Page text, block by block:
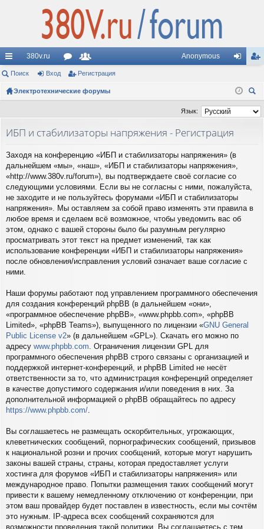
с
ы
380v.ru
ор
ум
ол
ьз
и
Anonymous
д ис
тр
Поиск Вход Регистрация
Электротехнические форумы
ск
Язык:
ИБП и стабилизаторы напряжения - Регистрация
Заходя на конференцию «ИБП и стабилизаторы напряжения» (в
дальнейшем «мы», «наш», «ИБП и стабилизаторы напряжения»,
«http://www.380v.ru/forum»), вы подтверждаете своё согласие со
следующими условиями. Если вы не согласны с ними, пожалуйста,
не заходите и не пользуйтесь форумами «ИБП и стабилизаторы
напряжения». Мы оставляем за собой право изменять эти правила в
любое время и сделаем всё возможное, чтобы уведомить вас об
этом, однако с вашей стороны было бы разумным регулярно
просматривать этот текст на предмет изменений, так как
использование конференции «ИБП и стабилизаторы напряжения»
после обновления/исправления условий означает ваше согласие с
ними.
Наши форумы работают под управлением программного обеспечения
для создания конференций phpBB (в дальнейшем «они»,
«программное обеспечение phpBB», «www.phpbb.com», «phpBB
Limited», «phpBB Teams»), выпущенного по лицензии «GNU General
Public License v2» (в дальнейшем «GPL»). Скачать его можно по
адресу www.phpbb.com . Ограничения лицензии GPL для
программного обеспечения phpBB строго связаны с организацией и
поддержкой интернет-конференций, и phpBB Limited не несёт
ответственности за то, что администрация конференций определяет
в качестве допустимого содержания и/или поведения в них. За
дополнительной информацией о phpBB обращайтесь по адресу
https://www.phpbb.com/
Вы соглашаетесь не размещать оскорбительных, угрожающих,
клеветнических сообщений, порнографических сообщений, призывов
к национальной розни и прочих сообщений, которые могут нарушить
законы вашей страны, страны, которая предоставляет услуги
хостинга для форумов «ИБП и стабилизаторы напряжения» или
международное право. Попытки размещения таких сообщений могут
привести к вашему немедленному отключению от конференции, при
этом ваш провайдер будет поставлен в известность, если мы сочтём
это нужным. IP-адреса всех сообщений сохраняются для
возможности проведения такой политики. Вы соглашаетесь с тем,